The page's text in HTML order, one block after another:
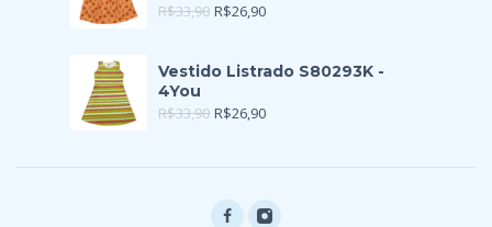
R$33,90 R$26,90
Vestido Listrado S80293K -
4You
R$33,90 R$26,90